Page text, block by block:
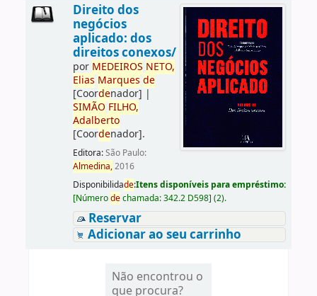
Direito dos
negócios
aplicado: dos
direitos conexos/
por MEDEIROS NETO,
Elias Marques de
[Coordenador] |
SIMÃO FILHO,
Adalberto
[Coordenador].
Editora:São Paulo:
Almedina,2016
Disponibilidade:Itens disponíveis para empréstimo:
[Númerodechamada:342.2 D598] (2).
Reservar
Adicionar ao seu carrinho
Não encontrou o
que procura?